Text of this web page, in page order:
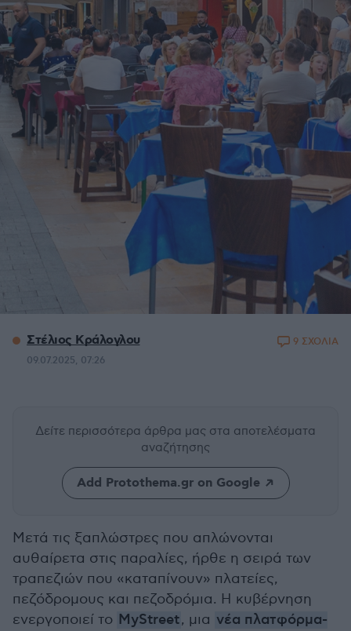
Στέλιος Κράλογλου
09.07.2025, 07:26
9 ΣΧΟΛΙΑ
Δείτε περισσότερα άρθρα μας στα αποτελέσματα
αναζήτησης
Add Protothema.gr on Google
Μετά τις ξαπλώστρες που απλώνονται
αυθαίρετα στις παραλίες, ήρθε η σειρά των
τραπεζιών που «καταπίνουν» πλατείες,
πεζόδρομους και πεζοδρόμια. Η κυβέρνηση
ενεργοποιεί το MyStreet, μια νέα πλατφόρμα-